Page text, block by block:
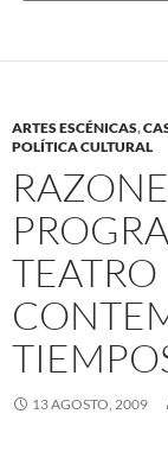
ARTES ESCÉNICAS,
POLÍTICA CULTURAL
TEATRO
13 AGOSTO, 2009